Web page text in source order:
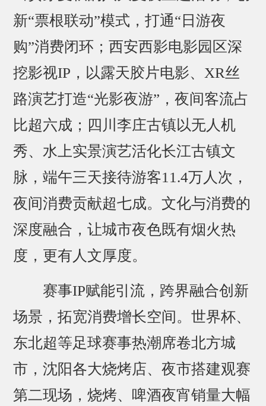
新“票根联动”模式，打通“日游夜
购”消费闭环；西安西影电影园区深
挖影视IP，以露天胶片电影、XR丝
路演艺打造“光影夜游”，夜间客流占
比超六成；四川李庄古镇以无人机
秀、水上实景演艺活化长江古镇文
脉，端午三天接待游客11.4万人次，
夜间消费贡献超七成。文化与消费的
深度融合，让城市夜色既有烟火热
度，更有人文厚度。
赛事IP赋能引流，跨界融合创新
场景，拓宽消费增长空间。世界杯、
东北超等足球赛事热潮席卷北方城
市，沈阳各大烧烤店、夜市搭建观赛
第二现场，烧烤、啤酒夜宵销量大幅